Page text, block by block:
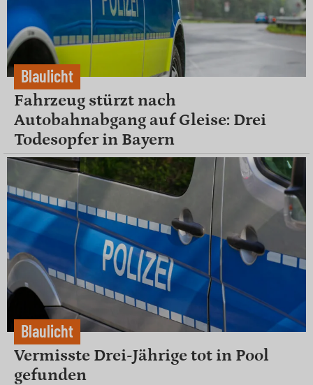
Blaulicht
Fahrzeug stürzt nach
Autobahnabgang auf Gleise: Drei
Todesopfer in Bayern
Blaulicht
Vermisste Drei-Jährige tot in Pool
gefunden